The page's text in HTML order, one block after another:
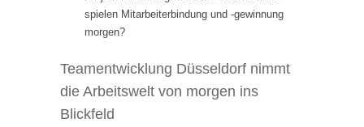
spielen Mitarbeiterbindung und -gewinnung
morgen?
Teamentwicklung Düsseldorf nimmt
die Arbeitswelt von morgen ins
Blickfeld